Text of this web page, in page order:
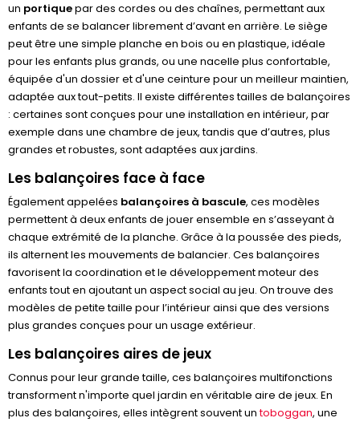
un portiquepar des cordes ou des chaînes, permettant aux
enfants de se balancer librement d’avant en arrière. Le siège
peut être une simple planche en bois ou en plastique, idéale
pour les enfants plus grands, ou une nacelle plus confortable,
équipée d'un dossier et d'une ceinture pour un meilleur maintien,
adaptée aux tout-petits. Il existe différentes tailles de balançoires
: certaines sont conçues pour une installation en intérieur, par
exemple dans une chambre de jeux, tandis que d’autres, plus
grandes et robustes, sont adaptées aux jardins.
Les balançoires face à face
Également appelées balançoires à bascule, ces modèles
permettent à deux enfants de jouer ensemble en s’asseyant à
chaque extrémité de la planche. Grâce à la poussée des pieds,
ils alternent les mouvements de balancier. Ces balançoires
favorisent la coordination et le développement moteur des
enfants tout en ajoutant un aspect social au jeu. On trouve des
modèles de petite taille pour l’intérieur ainsi que des versions
plus grandes conçues pour un usage extérieur.
Les balançoires aires de jeux
Connus pour leur grande taille, ces balançoires multifonctions
transforment n'importe quel jardin en véritable aire de jeux. En
plus des balançoires, elles intègrent souvent untoboggan, une